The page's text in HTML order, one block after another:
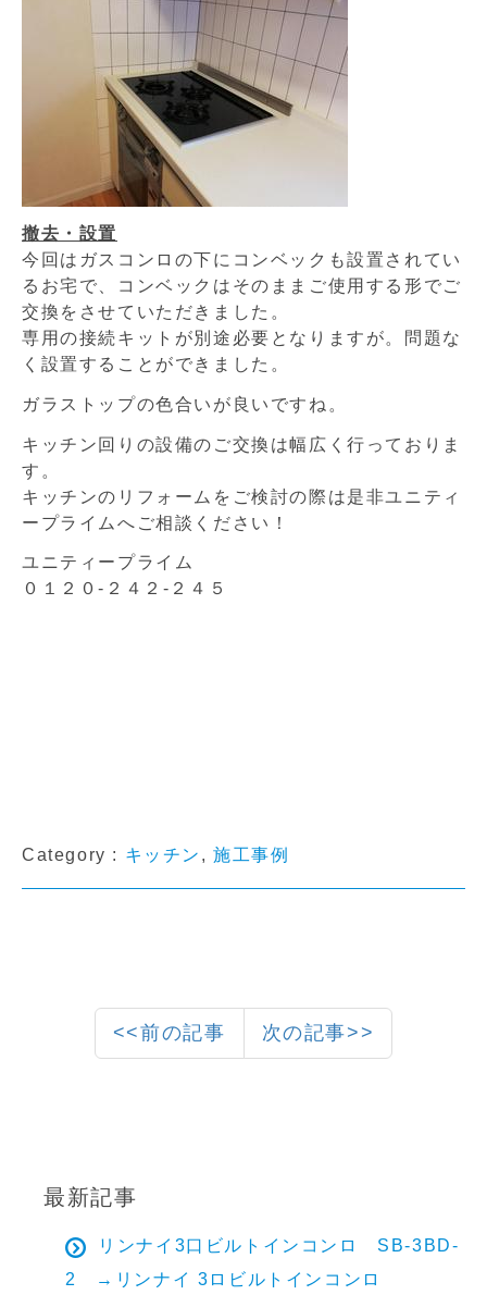
撤去・設置
今回はガスコンロの下にコンベックも設置されてい
るお宅で、コンベックはそのままご使用する形でご
交換をさせていただきました。
専用の接続キットが別途必要となりますが。問題な
く設置することができました。
ガラストップの色合いが良いですね。
キッチン回りの設備のご交換は幅広く行っておりま
す。
キッチンのリフォームをご検討の際は是非ユニティ
ープライムへご相談ください！
ユニティープライム
０１２０-２４２-２４５
Category : キッチン ,施工事例
<<前の記事 次の記事>>
最新記事
リンナイ3口ビルトインコンロ SB-3BD-
2 →リンナイ 3ロビルトインコンロ